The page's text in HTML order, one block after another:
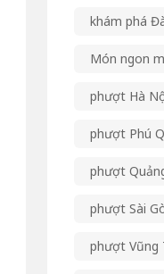
khám phá
Món ngon
phượt Hà
phượt Phú
phượt
phượt Sài
phượt Vũng